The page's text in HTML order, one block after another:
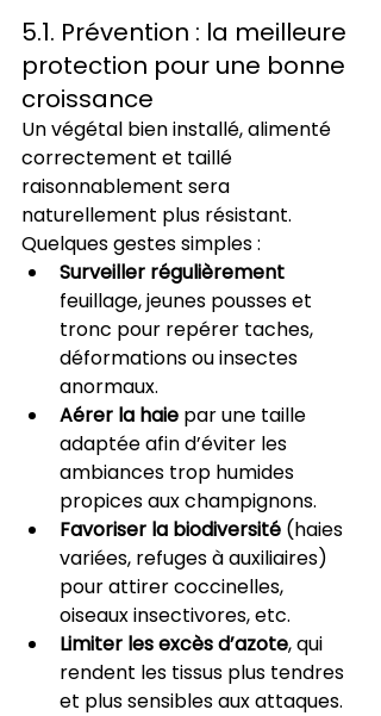
5.1. Prévention : la meilleure
protection pour une bonne
croissance
Un végétal bien installé, alimenté
correctement et taillé
raisonnablement sera
naturellement plus résistant.
Quelques gestes simples :
Surveiller régulièrement
feuillage, jeunes pousses et
tronc pour repérer taches,
déformations ou insectes
anormaux.
Aérer la haie par une taille
adaptée afin d’éviter les
ambiances trop humides
propices aux champignons.
Favoriser la biodiversité (haies
variées, refuges à auxiliaires)
pour attirer coccinelles,
oiseaux insectivores, etc.
Limiter les excès d’azote, qui
rendent les tissus plus tendres
et plus sensibles aux attaques.